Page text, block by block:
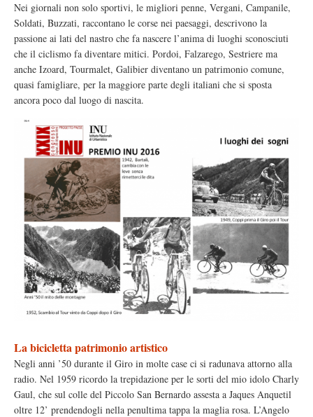
Nei giornali non solo sportivi, le migliori penne, Vergani, Campanile,
Soldati, Buzzati, raccontano le corse nei paesaggi, descrivono la
passione ai lati del nastro che fa nascere l’anima di luoghi sconosciuti
che il ciclismo fa diventare mitici. Pordoi, Falzarego, Sestriere ma
anche Izoard, Tourmalet, Galibier diventano un patrimonio comune,
quasi famigliare, per la maggiore parte degli italiani che si sposta
ancora poco dal luogo di nascita.
La bicicletta patrimonio artistico
Negli anni ’50 durante il Giro in molte case ci si radunava attorno alla
radio. Nel 1959 ricordo la trepidazione per le sorti del mio idolo Charly
Gaul, che sul colle del Piccolo San Bernardo assesta a Jaques Anquetil
oltre 12’ prendendogli nella penultima tappa la maglia rosa. L’Angelo